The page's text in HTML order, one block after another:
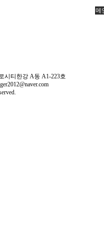
메
시티한강 A동 A1-223호